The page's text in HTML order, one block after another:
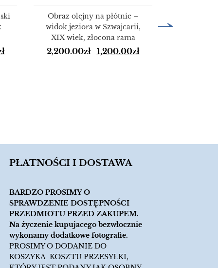
Obraz olejny na płótnie –
widok jeziora w Szwajcarii,
XIX wiek, złocona rama
2,200.00zł 1,200.00zł
PŁATNOŚCI I DOSTAWA
BARDZO PROSIMY O
SPRAWDZENIE DOSTĘPNOŚCI
PRZEDMIOTU PRZED ZAKUPEM.
Na życzenie kupujacego bezwłocznie
wykonamy dodatkowe fotografie.
PROSIMY O DODANIE DO
KOSZYKA KOSZTU PRZESYŁKI,